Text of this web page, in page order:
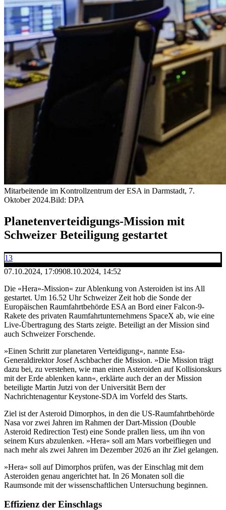
Mitarbeitende im Kontrollzentrum der ESA in Darmstadt, 7.
Oktober 2024.Bild: DPA
Planetenverteidigungs-Mission mit
Schweizer Beteiligung gestartet
13
07.10.2024, 17:0908.10.2024, 14:52
Die «Hera»-Mission« zur Ablenkung von Asteroiden ist ins All
gestartet. Um 16.52 Uhr Schweizer Zeit hob die Sonde der
Europäischen Raumfahrtbehörde ESA an Bord einer Falcon-9-
Rakete des privaten Raumfahrtunternehmens SpaceX ab, wie eine
Live-Übertragung des Starts zeigte. Beteiligt an der Mission sind
auch Schweizer Forschende.
»Einen Schritt zur planetaren Verteidigung«, nannte Esa-
Generaldirektor Josef Aschbacher die Mission. »Die Mission trägt
dazu bei, zu verstehen, wie man einen Asteroiden auf Kollisionskurs
mit der Erde ablenken kann«, erklärte auch der an der Mission
beteiligte Martin Jutzi von der Universität Bern der
Nachrichtenagentur Keystone-SDA im Vorfeld des Starts.
Ziel ist der Asteroid Dimorphos, in den die US-Raumfahrtbehörde
Nasa vor zwei Jahren im Rahmen der Dart-Mission (Double
Asteroid Redirection Test) eine Sonde prallen liess, um ihn von
seinem Kurs abzulenken. »Hera« soll am Mars vorbeifliegen und
nach mehr als zwei Jahren im Dezember 2026 an ihr Ziel gelangen.
»Hera« soll auf Dimorphos prüfen, was der Einschlag mit dem
Asteroiden genau angerichtet hat. In 26 Monaten soll die
Raumsonde mit der wissenschaftlichen Untersuchung beginnen.
Effizienz der Einschlags